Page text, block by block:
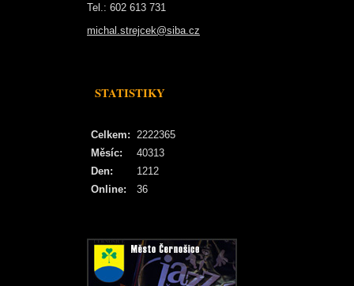
Tel.: 602 613 731
michal.strejcek@siba.cz
STATISTIKY
Online: 36
Celkem: 2222365
Měsíc:
40313
Den:
1212